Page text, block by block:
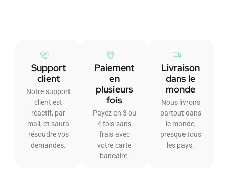
Support
client
Notre support
client est
réactif, par
mail, et saura
résoudre vos
demandes.
Paiement
en
plusieurs
fois
Payez en 3 ou
4 fois sans
frais avec
votre carte
bancaire.
Livraison
dans le
monde
Nous livrons
partout dans
le monde,
presque tous
les pays.